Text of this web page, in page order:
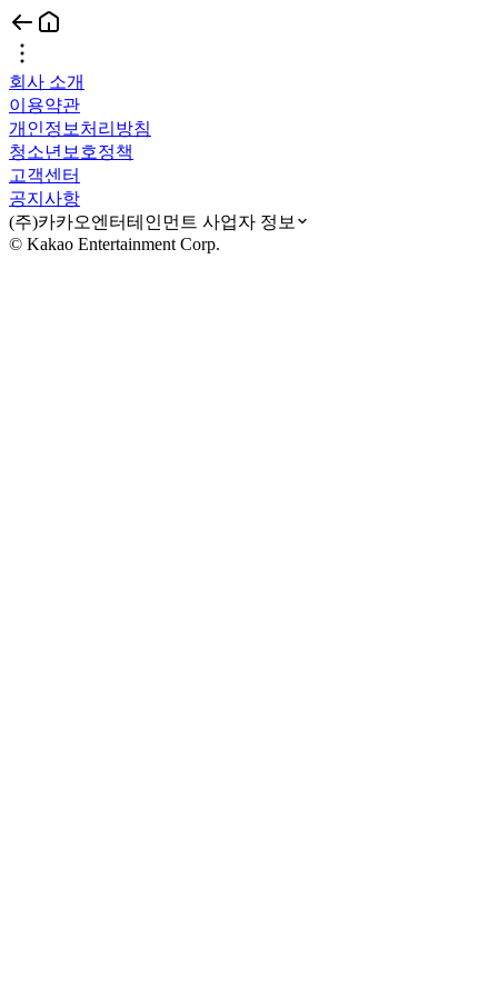
회사 소개
이용약관
개인정보처리방침
청소년보호정책
고객센터
공지사항
(주)카카오엔터테인먼트 사업자 정보
© Kakao Entertainment Corp.